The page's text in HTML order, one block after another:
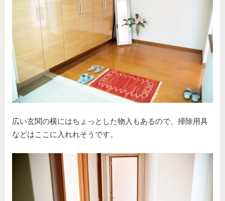
広い玄関の横にはちょっとした物入もあるので、掃除用具
などはここに入れれそうです。